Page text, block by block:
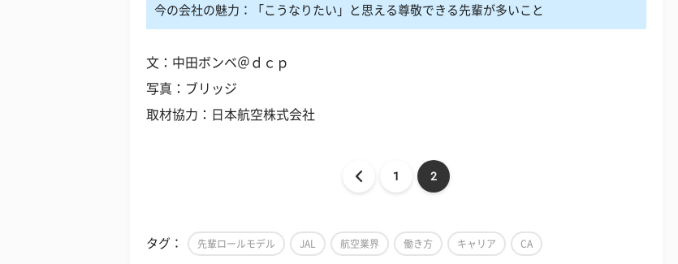
今の会社の魅力：「こうなりたい」と思える尊敬できる先輩が多いこと
文：中田ボンベ＠ｄｃｐ
写真：ブリッジ
取材協力：日本航空株式会社
1 2
タグ： 先輩ロールモデル JAL 航空業界 働き方 キャリア CA